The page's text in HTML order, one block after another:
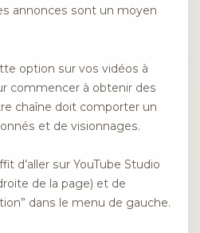
annonces sont un moyen
option sur vos vidéos à
commencer à obtenir des
chaîne doit comporter un
et de visionnages.
d’aller sur YouTube Studio
de la page) et de
dans le menu de gauche.